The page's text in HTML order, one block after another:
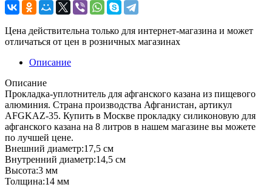
Цена действительна только для интернет-магазина и может
отличаться от цен в розничных магазинах
Описание
Описание
Прокладка-уплотнитель для афганского казана из пищевого
алюминия. Страна производства Афганистан, артикул
AFGKAZ-35. Купить в Москве прокладку силиконовую для
афганского казана на 8 литров в нашем магазине вы можете
по лучшей цене.
Внешний диаметр:17,5 см
Внутренний диаметр:14,5 см
Высота:3 мм
Толщина:14 мм